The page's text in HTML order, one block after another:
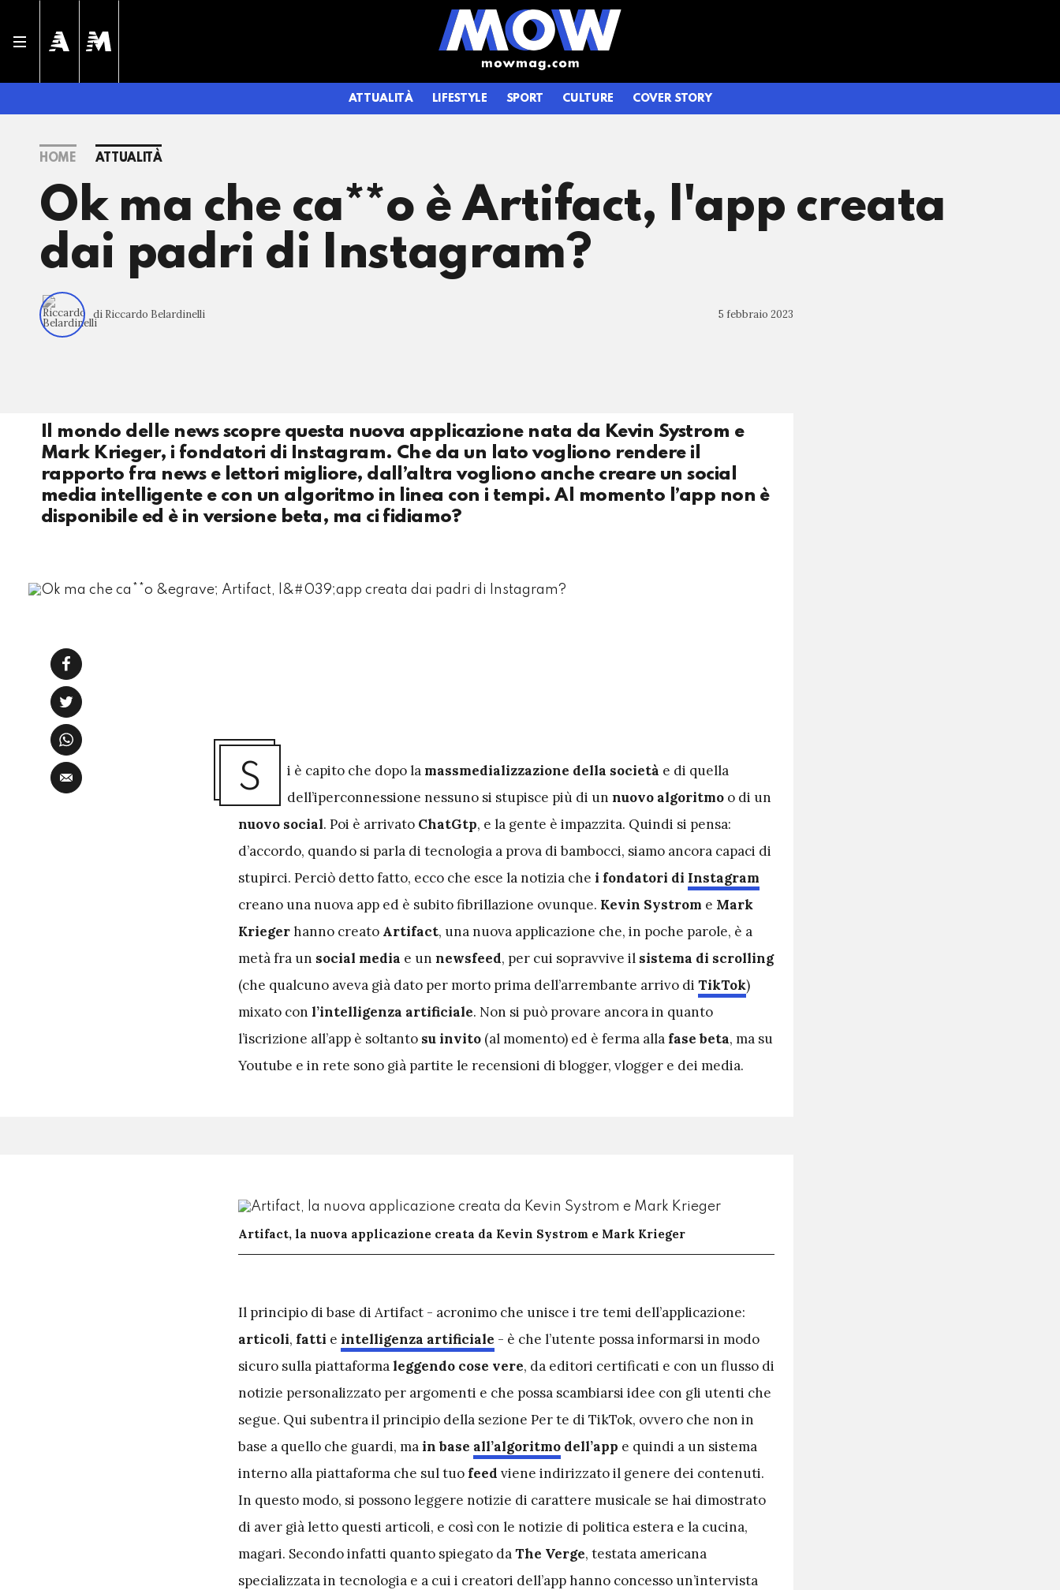
ATTUALITÀ LIFESTYLE SPORT CULTURE COVER STORY
HOME ATTUALITÀ
Ok ma che ca**o è Artifact, l'app creata
dai padri di Instagram?
di Riccardo Belardinelli 5 febbraio 2023
Il mondo delle news scopre questa nuova applicazione nata da Kevin Systrom e
Mark Krieger, i fondatori di Instagram. Che da un lato vogliono rendere il
rapporto fra news e lettori migliore, dall’altra vogliono anche creare un social
media intelligente e con un algoritmo in linea con i tempi. Al momento l’app non è
disponibile ed è in versione beta, ma ci fidiamo?
S i è capito che dopo la massmedializzazione della società e di quella
dell’iperconnessione nessuno si stupisce più di un nuovo algoritmo o di un
nuovo social. Poi è arrivato ChatGtp, e la gente è impazzita. Quindi si pensa:
d’accordo, quando si parla di tecnologia a prova di bambocci, siamo ancora capaci di
stupirci. Perciò detto fatto, ecco che esce la notizia che i fondatori di Instagram
creano una nuova app ed è subito fibrillazione ovunque. Kevin Systrom e Mark
Kriegerhanno creato Artifact, una nuova applicazione che, in poche parole, è a
metà fra un social media e un newsfeed, per cui sopravvive il sistema di scrolling
(che qualcuno aveva già dato per morto prima dell’arrembante arrivo di TikTok)
mixato con l’intelligenza artificiale. Non si può provare ancora in quanto
l’iscrizione all’app è soltanto su invito (al momento) ed è ferma alla fase beta, ma su
Youtube e in rete sono già partite le recensioni di blogger, vlogger e dei media.
Artifact, la nuova applicazione creata da Kevin Systrom e Mark Krieger
Il principio di base di Artifact - acronimo che unisce i tre temi dell’applicazione:
articoli, fatti e intelligenza artificiale - è che l’utente possa informarsi in modo
sicuro sulla piattaformaleggendo cose vere, da editori certificati e con un flusso di
notizie personalizzato per argomenti e che possa scambiarsi idee con gli utenti che
segue. Qui subentra il principio della sezione Per te di TikTok, ovvero che non in
base a quello che guardi, main base all’algoritmo dell’app e quindi a un sistema
interno alla piattaforma che sul tuo feed viene indirizzato il genere dei contenuti.
In questo modo, si possono leggere notizie di carattere musicale se hai dimostrato
di aver già letto questi articoli, e così con le notizie di politica estera e la cucina,
magari. Secondo infatti quanto spiegato daThe Verge, testata americana
specializzata in tecnologia e a cui i creatori dell’app hanno concesso un’intervista